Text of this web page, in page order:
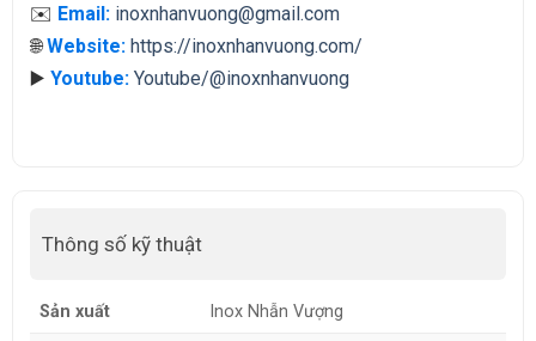
✉️ Email: inoxnhanvuong@gmail.com
🌐Website: https://inoxnhanvuong.com/
▶️ Youtube: Youtube/@inoxnhanvuong
Thông số kỹ thuật
Sản xuất Inox Nhẫn Vượng